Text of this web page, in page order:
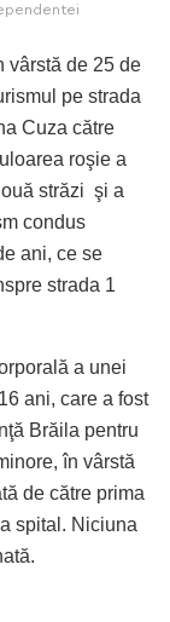
vârstă de 25 de
pe strada
Cuza către
roşie a
străzi şi a
condus
ani, ce se
strada 1
a unei
ani, care a fost
Brăila pentru
în vârstă
de către prima
spital. Niciuna